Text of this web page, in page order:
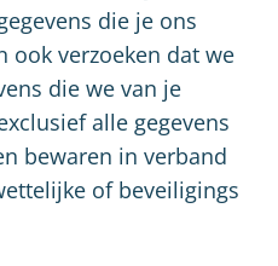
die je ons
ook verzoeken dat we
die we van je
alle gegevens
bewaren in verband
of beveiligings